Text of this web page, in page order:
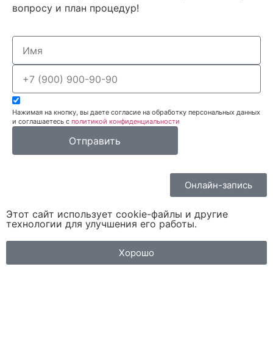
вопросу и план процедур!
Нажимая на кнопку, вы даете согласие на обработку персональных данных
и соглашаетесь c политикой конфиденциальности
Отправить
Онлайн-запись
Этот сайт использует cookie-файлы и другие
технологии для улучшения его работы.
Хорошо